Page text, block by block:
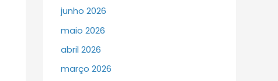
junho 2026
maio 2026
abril 2026
março 2026